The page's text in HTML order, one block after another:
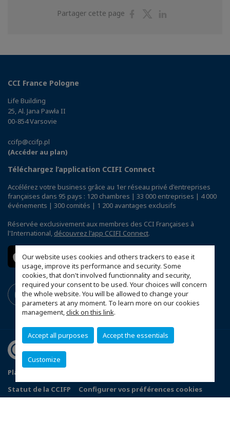
Our website uses cookies and others trackers to ease it
usage, improve its performance and security. Some
cookies, that don't involved functionnality and security,
required your consent to be used. Your choices will concern
the whole website. You will be allowed to change your
parameters at any moment. To learn more on our cookies
management,click on this link.
Accept all purposes Accept the essentials
Customize
Partager cette page
PartagerPartager
CCI France Pologne
Life Building
25, Al. Jana Pawła II
00-854 Varsovie
ccifp@ccifp.pl
(Accéder au plan)
Téléchargez l’application CCIFI Connect
Accélérez votre business grâce au 1er réseau privé d'entreprises
françaises dans 95 pays : 120 chambres | 33 000 entreprises | 4 000
événements | 300 comités | 1 200 avantages exclusifs
Réservée exclusivement aux membres des CCI Françaises à
l'International, découvrez l'app CCIFI Connect.
Plan du site
Statut de la CCIFP
Configurer vos préférences cookies